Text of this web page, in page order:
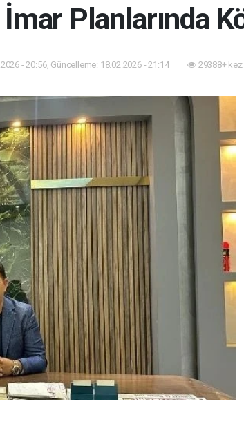
İmar Planlarında
- 20:56, Güncelleme: 18.02.2026 - 21:14 29388+ kez